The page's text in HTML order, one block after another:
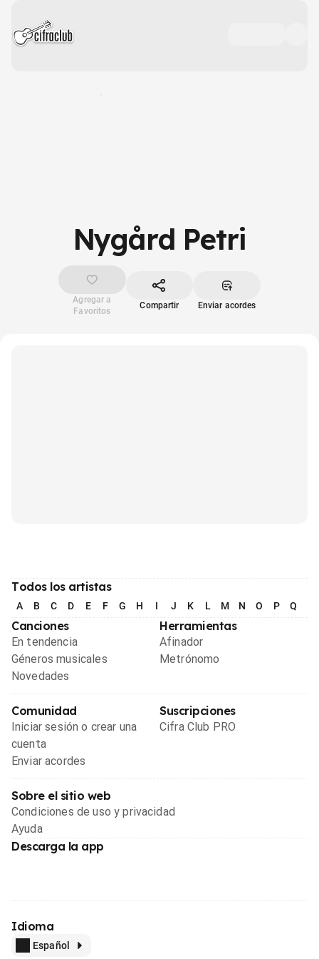
Nygård Petri
Agregar a
Favoritos
Compartir Enviar acordes
Todos los artistas
A B C D E F G H I J K L M N O P Q
Canciones
En tendencia
Géneros musicales
Novedades
Herramientas
Afinador
Metrónomo
Comunidad
Iniciar sesión o crear una
cuenta
Enviar acordes
Suscripciones
Cifra Club PRO
Sobre el sitio web
Condiciones de uso y privacidad
Ayuda
Descarga la app
Idioma
Español